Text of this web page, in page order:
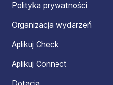
Polityka prywatności
Organizacja wydarzeń
Aplikuj Check
Aplikuj Connect